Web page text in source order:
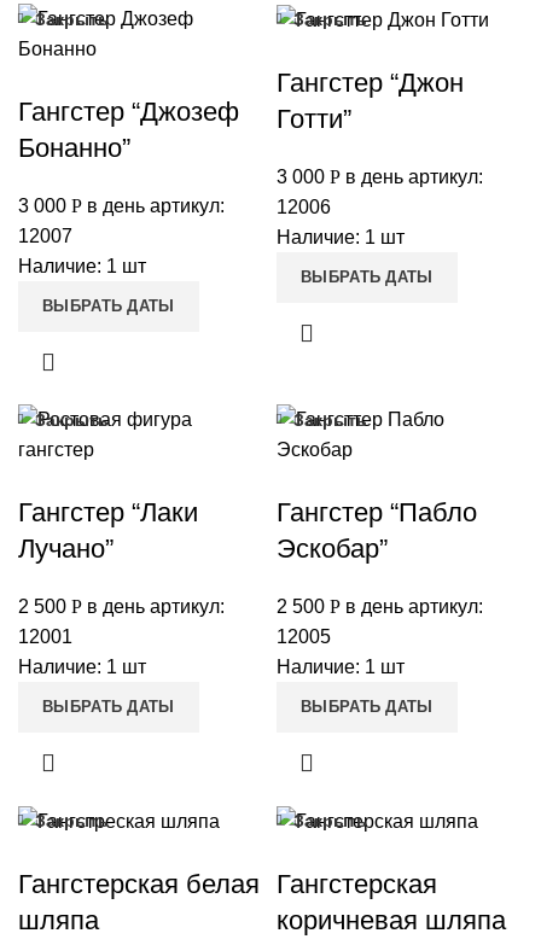
Закрыть
Гангстер “Джозеф
Бонанно”
3 000 Р в день артикул:
12007
Наличие: 1 шт
ВЫБРАТЬ ДАТЫ
Закрыть
Гангстер “Джон
Готти”
3 000 Р в день артикул:
12006
Наличие: 1 шт
ВЫБРАТЬ ДАТЫ
Закрыть
Гангстер “Лаки
Лучано”
2 500 Р в день артикул:
12001
Наличие: 1 шт
ВЫБРАТЬ ДАТЫ
Закрыть
Гангстер “Пабло
Эскобар”
2 500 Р в день артикул:
12005
Наличие: 1 шт
ВЫБРАТЬ ДАТЫ
Закрыть
Гангстерская белая
шляпа
Закрыть
Гангстерская
коричневая шляпа